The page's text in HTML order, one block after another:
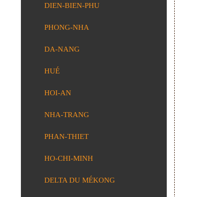
DIEN-BIEN-PHU
PHONG-NHA
DA-NANG
HUÉ
HOI-AN
NHA-TRANG
PHAN-THIET
HO-CHI-MINH
DELTA DU MÉKONG